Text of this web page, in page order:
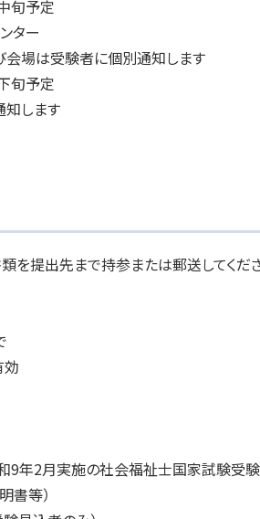
予定
ター
者に個別通知します
予定
ます
を提出先まで持参または郵送してくだ
2月実施の社会福祉士国家試験受
等）